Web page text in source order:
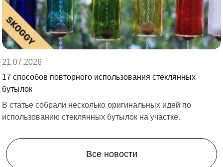
21.07.2026
17 способов повторного использования стеклянных
бутылок
В статье собрали несколько оригинальных идей по
использованию стеклянных бутылок на участке.
Все новости